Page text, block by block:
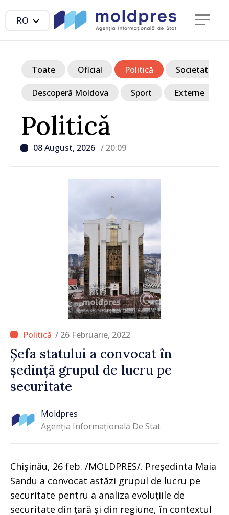
RO
Politică
08 August, 2026 / 20:09
Toate Oficial Politică Societate
Descoperă Moldova Sport Externe
/ 26 Februarie, 2022
Șefa statului a convocat în
ședință grupul de lucru pe
securitate
Moldpres
Agenția Informațională De Stat
Chişinău, 26 feb. /MOLDPRES/. Președinta Maia
Sandu a convocat astăzi grupul de lucru pe
securitate pentru a analiza evoluțiile de
securitate din țară și din regiune, în contextul